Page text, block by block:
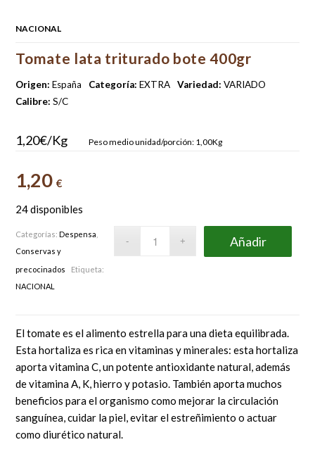
NACIONAL
Tomate lata triturado bote 400gr
Origen: España Categoría: EXTRA Variedad: VARIADO
Calibre: S/C
1,20€/Kg Peso medio unidad/porción: 1,00Kg
1,20€
24 disponibles
Añadir
Categorías:Despensa
Conservas y
precocinados
Etiqueta:
NACIONAL
El tomate es el alimento estrella para una dieta equilibrada.
Esta hortaliza es rica en vitaminas y minerales: esta hortaliza
aporta vitamina C, un potente antioxidante natural, además
de vitamina A, K, hierro y potasio. También aporta muchos
beneficios para el organismo como mejorar la circulación
sanguínea, cuidar la piel, evitar el estreñimiento o actuar
como diurético natural.